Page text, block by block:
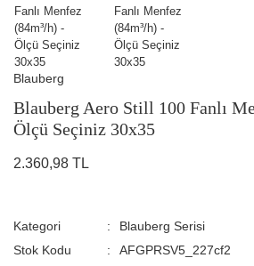
Blauberg
Blauberg Aero Still 100 Fanlı
Ölçü Seçiniz 30x35
2.360,98 TL
Kategori
Blauberg Serisi
Stok Kodu
AFGPRSV5_227cf2